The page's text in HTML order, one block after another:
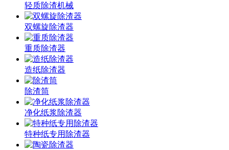
轻质除渣机械
双螺旋除渣器
重质除渣器
造纸除渣器
除渣筒
净化纸浆除渣器
特种纸专用除渣器